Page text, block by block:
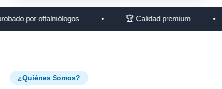
oftalmólogos • 🏆 Calidad premium • 🔒
¿Quiénes Somos?